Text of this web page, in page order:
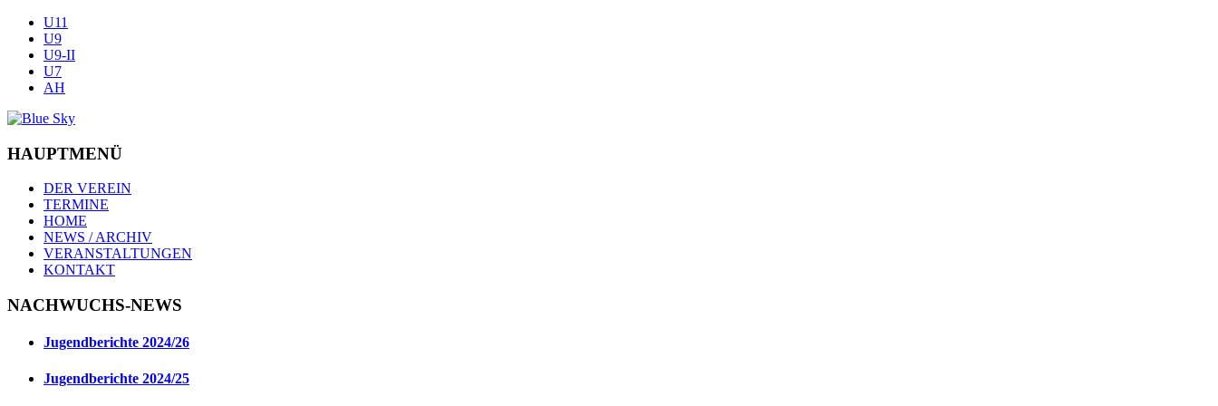
U11
U9
U9-II
U7
AH
HAUPTMENÜ
DER VEREIN
TERMINE
HOME
NEWS / ARCHIV
VERANSTALTUNGEN
KONTAKT
NACHWUCHS-NEWS
Jugendberichte 2024/26
Jugendberichte 2024/25